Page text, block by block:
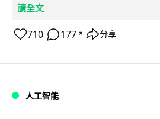
讀全文
710 177 ↗ 分享
人工智能